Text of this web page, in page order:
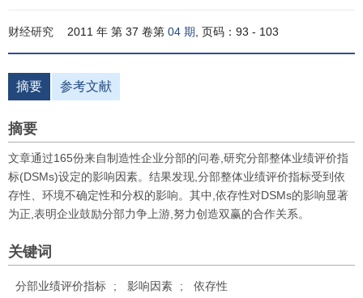
财经研究 2011 年 第 37 卷第 04 期 , 页码：93 - 103
摘要 参考文献
摘要
文章通过165份来自制造性企业分部的问卷,研究分部整体业绩评价指
标(DSMs)设定的影响因素。结果发现,分部整体业绩评价指标受到依
存性、环境不确定性和分权的影响。其中,依存性对DSMs的影响显著
为正,表明企业鼓励分部力争上游,努力创造双赢的合作关系。
关键词
分部业绩评价指标 ; 影响因素 ; 依存性